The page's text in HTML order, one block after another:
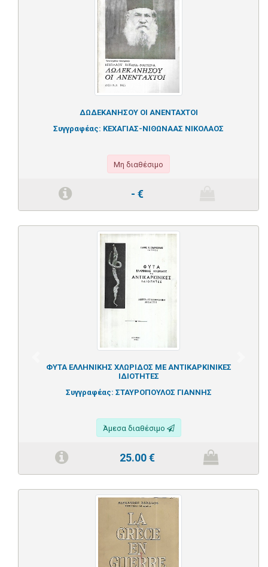
ΔΩΔΕΚΑΝΗΣΟΥ ΟΙ ΑΝΕΝΤΑΧΤΟΙ
Συγγραφέας: ΚΕΧΑΓΙΑΣ-ΝΙΘΩΝΑΑΣ ΝΙΚΟΛΑΟΣ
Μη διαθέσιμο
- €
ΦΥΤΑ ΕΛΛΗΝΙΚΗΣ ΧΛΩΡΙΔΟΣ ΜΕ ΑΝΤΙΚΑΡΚΙΝΙΚΕΣ
ΙΔΙΟΤΗΤΕΣ
Συγγραφέας: ΣΤΑΥΡΟΠΟΥΛΟΣ ΓΙΑΝΝΗΣ
Άμεσα διαθέσιμο
25.00€
Previous